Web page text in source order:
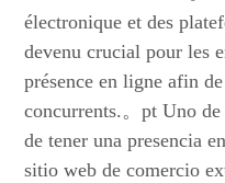
électronique et des
devenu crucial pour les
présence en ligne afin
concurrents.。pt Uno
de tener una presencia
sitio web de comercio